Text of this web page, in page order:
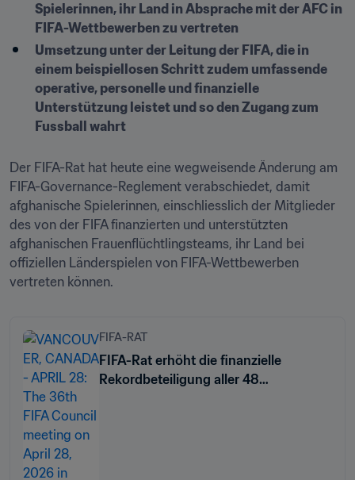
Spielerinnen, ihr Land in Absprache mit der AFC in
FIFA-Wettbewerben zu vertreten
Umsetzung unter der Leitung der FIFA, die in
einem beispiellosen Schritt zudem umfassende
operative, personelle und finanzielle
Unterstützung leistet und so den Zugang zum
Fussball wahrt
Der FIFA-Rat hat heute eine wegweisende Änderung am
FIFA-Governance-Reglement verabschiedet, damit
afghanische Spielerinnen, einschliesslich der Mitglieder
des von der FIFA finanzierten und unterstützten
afghanischen Frauenflüchtlingsteams, ihr Land bei
offiziellen Länderspielen von FIFA-Wettbewerben
vertreten können.
FIFA-RAT
FIFA-Rat erhöht die finanzielle
Rekordbeteiligung aller 48